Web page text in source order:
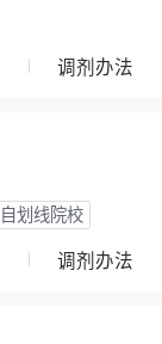
调剂办法
自划线院校
调剂办法